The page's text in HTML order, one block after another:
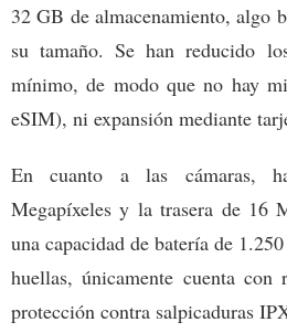
32 GB de almacenamiento, algo
su tamaño. Se han reducido
mínimo, de modo que no hay
eSIM), ni expansión mediante
En cuanto a las cámaras,
Megapíxeles y la trasera de 16
una capacidad de batería de
huellas, únicamente cuenta
protección contra salpicaduras